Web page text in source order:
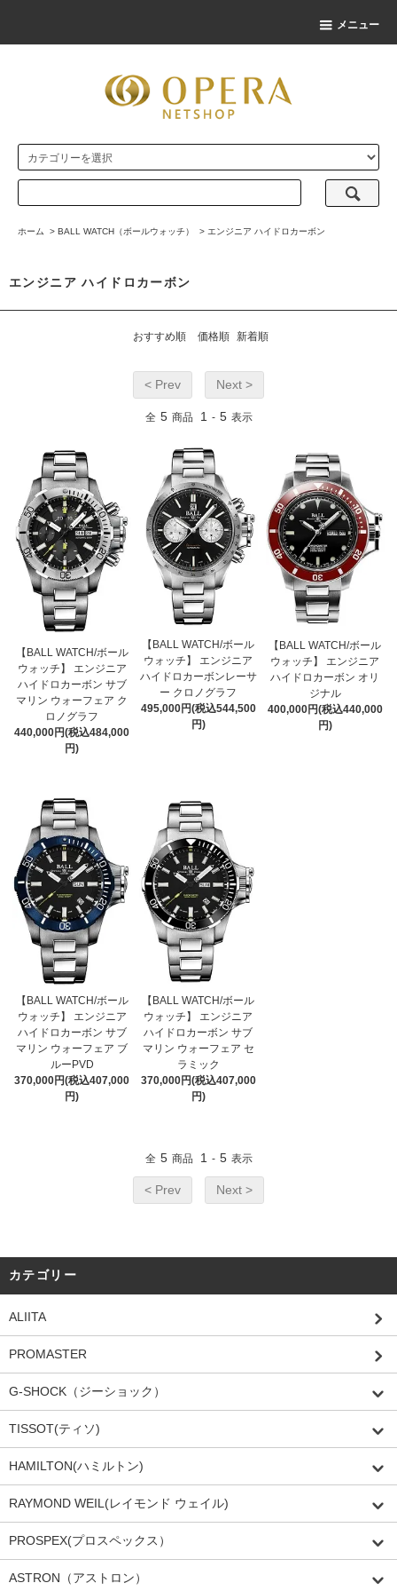
メニュー
ホーム > BALL WATCH（ボールウォッチ） > エンジニア ハイドロカーボン
エンジニア ハイドロカーボン
おすすめ順 価格順 新着順
< Prev Next >
全 5 商品 1 - 5 表示
【BALL WATCH/ボール
ウォッチ】 エンジニア
ハイドロカーボン サブ
マリン ウォーフェア ク
ロノグラフ
440,000円(税込484,000
円)
【BALL WATCH/ボール
ウォッチ】 エンジニア
ハイドロカーボンレーサ
ー クロノグラフ
495,000円(税込544,500
円)
【BALL WATCH/ボール
ウォッチ】 エンジニア
ハイドロカーボン オリ
ジナル
400,000円(税込440,000
円)
【BALL WATCH/ボール
ウォッチ】 エンジニア
ハイドロカーボン サブ
マリン ウォーフェア ブ
ルーPVD
370,000円(税込407,000
円)
【BALL WATCH/ボール
ウォッチ】 エンジニア
ハイドロカーボン サブ
マリン ウォーフェア セ
ラミック
370,000円(税込407,000
円)
全 5 商品 1 - 5 表示
< Prev Next >
カテゴリー
ALIITA
PROMASTER
G-SHOCK（ジーショック）
TISSOT(ティソ)
HAMILTON(ハミルトン)
RAYMOND WEIL(レイモンド ウェイル)
PROSPEX(プロスペックス）
ASTRON（アストロン）